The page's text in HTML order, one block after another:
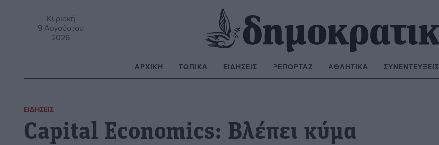
Κυριακή
9 Αυγούστου
2026
ΑΡΧΙΚΉ ΤΟΠΙΚΆ ΕΙΔΉΣΕΙΣ ΡΕΠΟΡΤΆΖ ΑΘΛΗΤΙΚΆ ΣΥΝΕΝΤΕΎΞΕΙΣ
ΕΙΔΉΣΕΙΣ
Capital Economics: Βλέπει κύμα